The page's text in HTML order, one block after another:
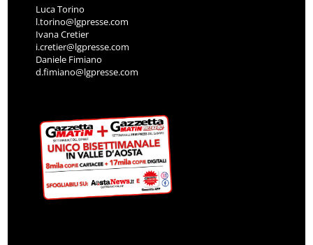
Luca Torino
l.torino@lgpresse.com
Ivana Cretier
i.cretier@lgpresse.com
Daniele Fimiano
d.fimiano@lgpresse.com